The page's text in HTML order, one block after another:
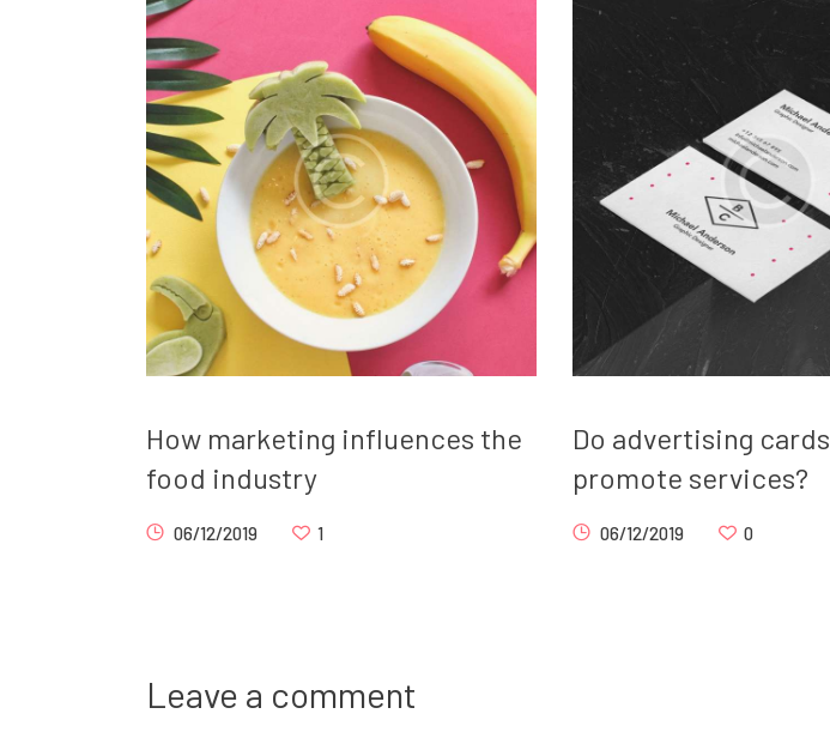
How marketing influences the
food industry
06/12/2019 1
Do advertising
promote services?
06/12/2019 0
Leave a comment